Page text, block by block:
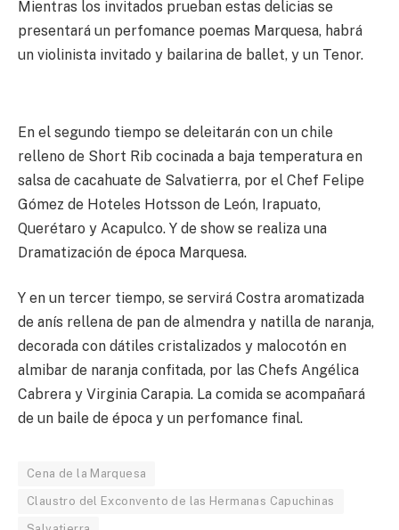
Mientras los invitados prueban estas delicias se
presentará un perfomance poemas Marquesa, habrá
un violinista invitado y bailarina de ballet, y un Tenor.
En el segundo tiempo se deleitarán con un chile
relleno de Short Rib cocinada a baja temperatura en
salsa de cacahuate de Salvatierra, por el Chef Felipe
Gómez de Hoteles Hotsson de León, Irapuato,
Querétaro y Acapulco. Y de show se realiza una
Dramatización de época Marquesa.
Y en un tercer tiempo, se servirá Costra aromatizada
de anís rellena de pan de almendra y natilla de naranja,
decorada con dátiles cristalizados y malocotón en
almibar de naranja confitada, por las Chefs Angélica
Cabrera y Virginia Carapia. La comida se acompañará
de un baile de época y un perfomance final.
Cena de la Marquesa
Claustro del Exconvento de las Hermanas Capuchinas